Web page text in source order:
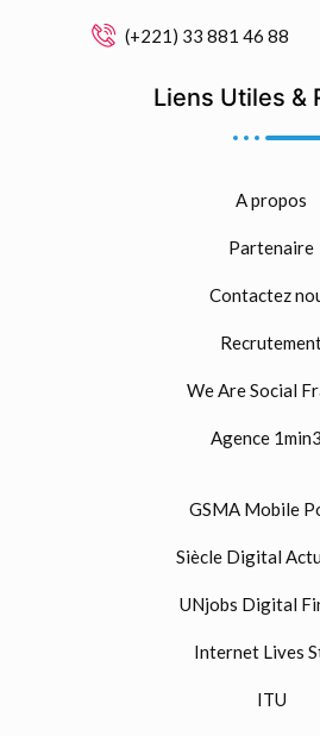
(+221) 33 881 46 88
Liens Utiles &
A propos
Partenaire
Contactez
We Are Social
Agence
GSMA Mobile
Siècle Digital
UNjobs Digital
Internet Lives
ITU